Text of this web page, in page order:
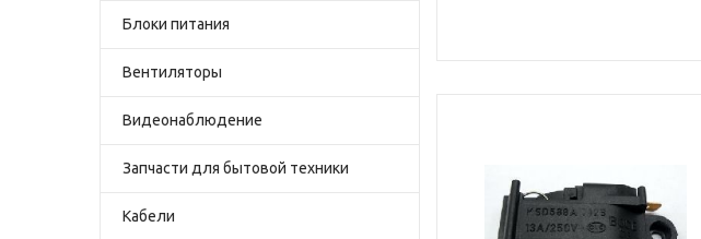
Блоки питания
Вентиляторы
Видеонаблюдение
Запчасти для бытовой техники
Кабели